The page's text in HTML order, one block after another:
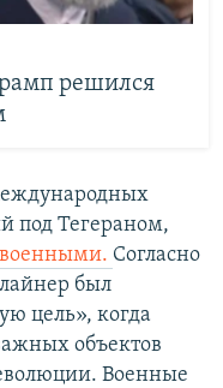
решился
под Тегераном,
Согласно
был
цель», когда
объектов
Военные